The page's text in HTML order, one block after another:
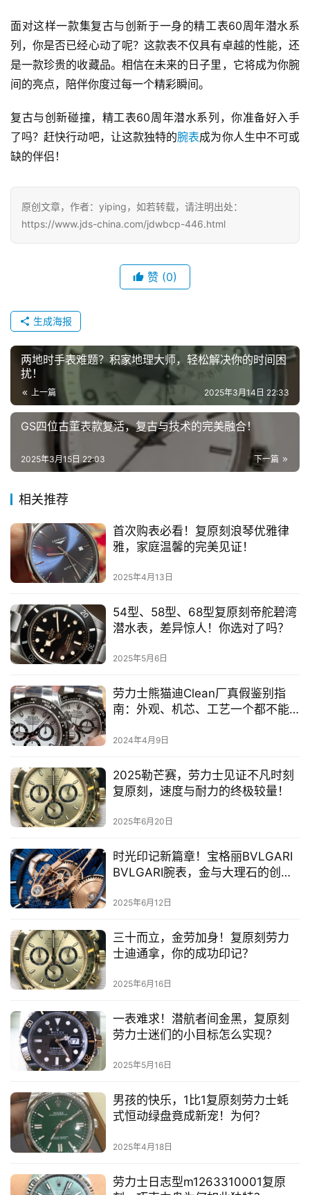
表
问
答
面对这样一款集复古与创新于一身的精工表60周年潜水系
列，你是否已经心动了呢？这款表不仅具有卓越的性能，还
是一款珍贵的收藏品。相信在未来的日子里，它将成为你腕
间的亮点，陪伴你度过每一个精彩瞬间。
复古与创新碰撞，精工表60周年潜水系列，你准备好入手
了吗？赶快行动吧，让这款独特的腕表成为你人生中不可或
缺的伴侣！
原创文章，作者：yiping，如若转载，请注明出处：
https://www.jds-china.com/jdwbcp-446.html
赞 (0)
生成海报
两地时手表难题？积家地理大师，轻松解决你的时间困
扰！
上一篇 2025年3月14日 22:33
GS四位古董表款复活，复古与技术的完美融合！
下一篇
2025年3月15日 22:03
相关推荐
首次购表必看！复原刻浪琴优雅律
雅，家庭温馨的完美见证！
2025年4月13日
54型、58型、68型复原刻帝舵碧湾
潜水表，差异惊人！你选对了吗？
2025年5月6日
劳力士熊猫迪Clean厂真假鉴别指
南：外观、机芯、工艺一个都不能
2024年4月9日
2025勒芒赛，劳力士见证不凡时刻
复原刻，速度与耐力的终极较量！
2025年6月20日
时光印记新篇章！宝格丽BVLGARI
BVLGARI腕表，金与大理石的创新
2025年6月12日
三十而立，金劳加身！复原刻劳力
士迪通拿，你的成功印记？
2025年6月16日
一表难求！潜航者间金黑，复原刻
劳力士迷们的小目标怎么实现？
2025年5月16日
男孩的快乐，1比1复原刻劳力士蚝
式恒动绿盘竟成新宠！为何？
2025年4月18日
劳力士日志型m1263310001复原